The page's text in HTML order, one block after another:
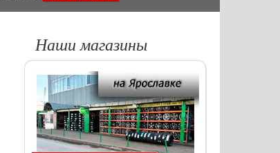
Наши магазины